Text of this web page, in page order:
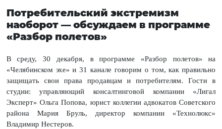
Потребительский экстремизм
наоборот — обсуждаем в программе
«Разбор полетов»
В среду, 30 декабря, в программе «Разбор полетов» на
«Челябинском эхе» и 31 канале говорим о том, как правильно
защищать свои права продавцам и потребителям. Гости в
студии: управляющий консалтинговой компании «Лигал
Эксперт» Ольга Попова, юрист коллегии адвокатов Советского
района Мария Бруль, директор компании «Технолюкс»
Владимир Нестеров.